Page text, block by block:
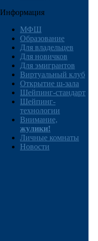
Информация
МФШ
Образование
Для владельцев
Для новичков
Для эмигрантов
Виртуальный клуб
Открытие ш-зала
Шейпинг-стандарт
Шейпинг-
технологии
Внимание,
жулики!
Личные комнаты
Новости